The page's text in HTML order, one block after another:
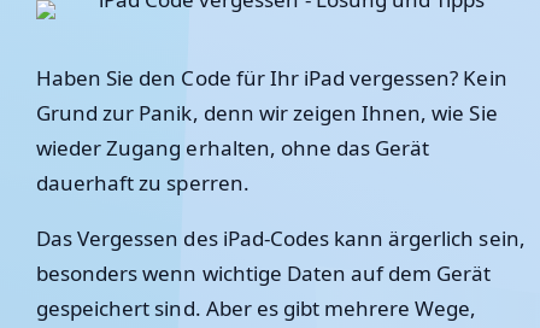
Haben Sie den Code für Ihr iPad vergessen? Kein
Grund zur Panik, denn wir zeigen Ihnen, wie Sie
wieder Zugang erhalten, ohne das Gerät
dauerhaft zu sperren.
Das Vergessen des iPad-Codes kann ärgerlich sein,
besonders wenn wichtige Daten auf dem Gerät
gespeichert sind. Aber es gibt mehrere Wege,